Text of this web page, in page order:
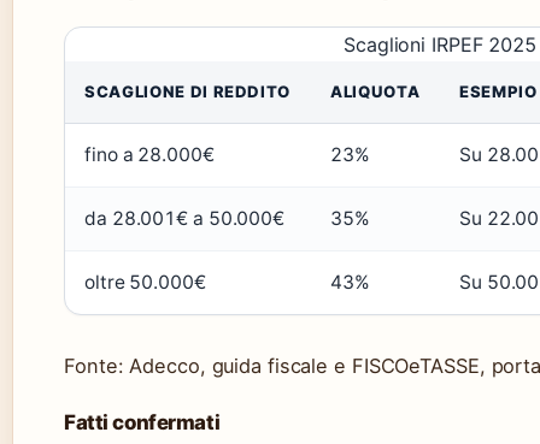
Scaglioni IRPEF 2025
SCAGLIONE DI REDDITO ALIQUOTA
fino a 28.000€ 23% Su
da 28.001€ a 50.000€ 35% Su
oltre 50.000€ 43% Su
Fonte: Adecco, guida fiscale e FISCOeTASSE,
Fatti confermati